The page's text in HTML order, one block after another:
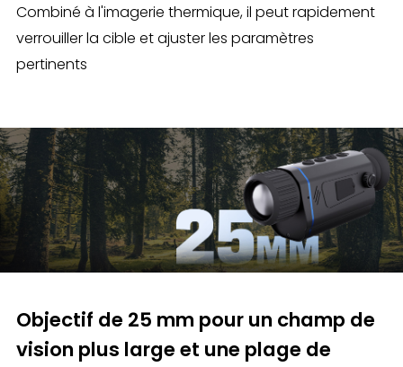
Combiné à l'imagerie thermique, il peut rapidement
verrouiller la cible et ajuster les paramètres
pertinents
Objectif de 25 mm pour un champ de
vision plus large et une plage de